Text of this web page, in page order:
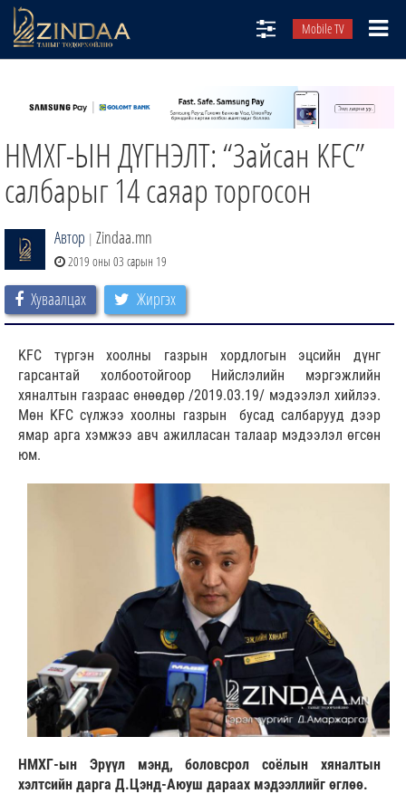
Mobile TV
ТВ8
ӨГЛӨӨНИЙ СОНИН
АУДИО ЗОХИОЛ
ЗИНДАА СЭТГҮҮЛ
НМХГ-ЫН ДҮГНЭЛТ: “Зайсан KFC”
салбарыг 14 саяар торгосон
Автор | Zindaa.mn
2019 оны 03 сарын 19
Хуваалцах Жиргэх
KFC түргэн хоолны газрын хордлогын эцсийн дүнг
гарсантай холбоотойгоор Нийслэлийн мэргэжлийн
хяналтын газраас өнөөдөр /2019.03.19/ мэдээлэл хийлээ.
Мөн KFC сүлжээ хоолны газрын бусад салбарууд дээр
ямар арга хэмжээ авч ажилласан талаар мэдээлэл өгсөн
юм.
НМХГ-ын Эрүүл мэнд, боловсрол соёлын хяналтын
хэлтсийн дарга Д.Цэнд-Аюуш дараах мэдээллийг өглөө.